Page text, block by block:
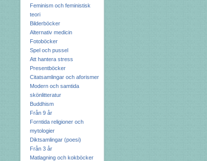
Feminism och feministisk
teori
Bilderböcker
Alternativ medicin
Fotoböcker
Spel och pussel
Att hantera stress
Presentböcker
Citatsamlingar och aforismer
Modern och samtida
skönlitteratur
Buddhism
Från 9 år
Forntida religioner och
mytologier
Diktsamlingar (poesi)
Från 3 år
Matlagning och kokböcker